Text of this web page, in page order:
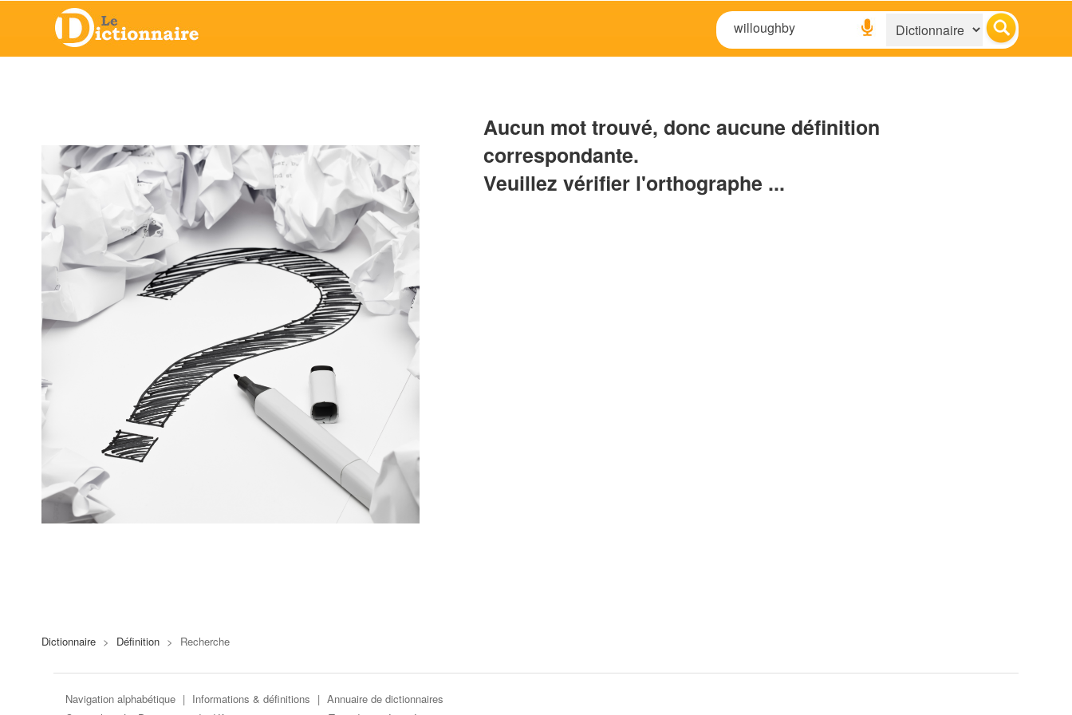
Aucun mot trouvé, donc aucune définition
correspondante.
Veuillez vérifier l'orthographe ...
Dictionnaire > Définition > Recherche
Navigation alphabétique | Informations & définitions | Annuaire de dictionnaires